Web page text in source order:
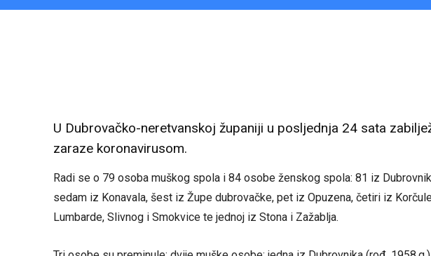
U Dubrovačko-neretvanskoj županiji u posljednja 24 sata
zaraze koronavirusom.
Radi se o 79 osoba muškog spola i 84 osobe ženskog spola: 81 iz
sedam iz Konavala, šest iz Župe dubrovačke, pet iz Opuzena, četiri iz
Lumbarde, Slivnog i Smokvice te jednoj iz Stona i Zažablja.